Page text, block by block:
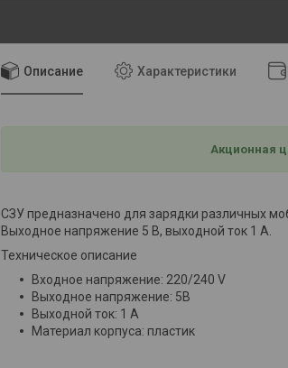
Описание Характеристики
Акционная
СЗУ предназначено для зарядки различных
Выходное напряжение 5 В, выходной ток 1 А.
Техническое описание
Входное напряжение: 220/240 V
Выходное напряжение: 5В
Выходной ток: 1 А
Материал корпуса: пластик